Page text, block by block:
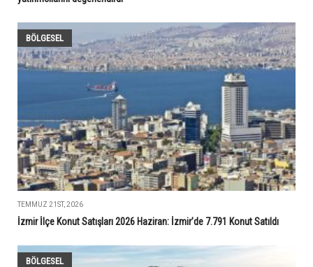
BÖLGESEL
TEMMUZ 21ST, 2026
İzmir İlçe Konut Satışları 2026 Haziran: İzmir’de 7.791 Konut Satıldı
BÖLGESEL